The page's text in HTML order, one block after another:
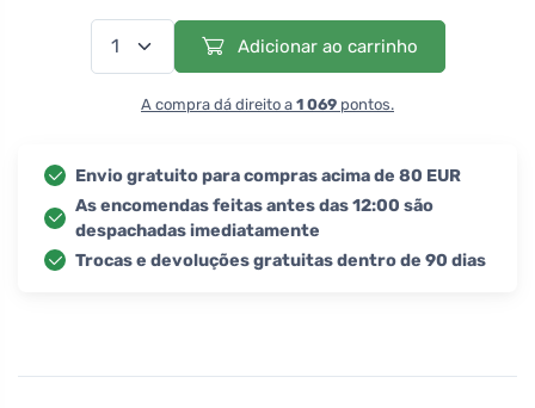
Adicionar ao carrinho
A compra dá direito a 1 069 pontos.
Envio gratuito para compras acima de 80 EUR
As encomendas feitas antes das 12:00 são
despachadas imediatamente
Trocas e devoluções gratuitas dentro de 90 dias